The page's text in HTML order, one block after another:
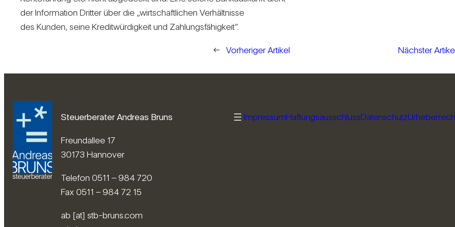
der Infor­ma­tion Dritter über die „wirt­schaft­li­chen Ver­hält­nisse
des Kunden, seine Kre­dit­wür­dig­keit und Zah­lungs­fä­hig­keit”.
← Vorheriger Artikel Nächster
Steuerberater Andreas Bruns
Freundallee 17
30173 Hannover
Telefon 0511 – 984 720
Fax 0511 – 984 72 15
ab [at] stb-bruns.com
ImpressumHaftungsausschlussDatenschutz